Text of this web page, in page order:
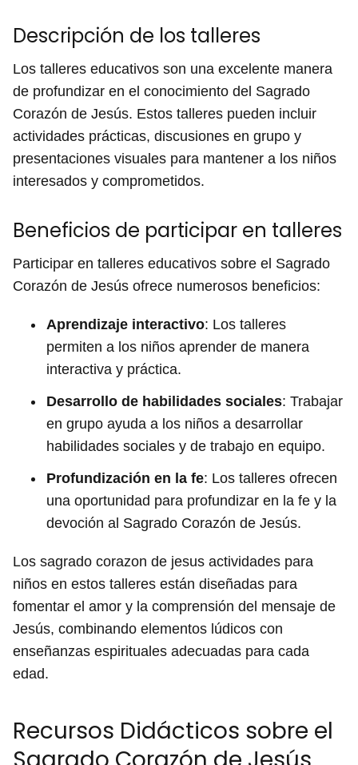
Descripción de los talleres
Los talleres educativos son una excelente manera
de profundizar en el conocimiento del Sagrado
Corazón de Jesús. Estos talleres pueden incluir
actividades prácticas, discusiones en grupo y
presentaciones visuales para mantener a los niños
interesados y comprometidos.
Beneficios de participar en talleres
Participar en talleres educativos sobre el Sagrado
Corazón de Jesús ofrece numerosos beneficios:
Aprendizaje interactivo: Los talleres
permiten a los niños aprender de manera
interactiva y práctica.
Desarrollo de habilidades sociales: Trabajar
en grupo ayuda a los niños a desarrollar
habilidades sociales y de trabajo en equipo.
Profundización en la fe: Los talleres ofrecen
una oportunidad para profundizar en la fe y la
devoción al Sagrado Corazón de Jesús.
Los sagrado corazon de jesus actividades para
niños en estos talleres están diseñadas para
fomentar el amor y la comprensión del mensaje de
Jesús, combinando elementos lúdicos con
enseñanzas espirituales adecuadas para cada
edad.
Recursos Didácticos sobre el